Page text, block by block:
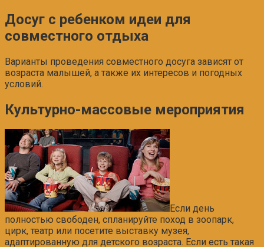
Досуг c ребенком идеи для
совместного отдыха
Варианты проведения совместного досуга зависят от
возраста малышей, а также их интересов и погодных
условий.
Культурно-массовые мероприятия
Если день
полностью свободен, спланируйте поход в зоопарк,
цирк, театр или посетите выставку музея,
адаптированную для детского возраста. Если есть такая